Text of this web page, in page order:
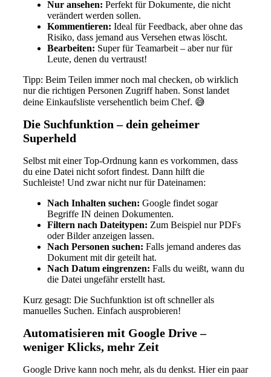
Nur ansehen: Perfekt für Dokumente, die nicht
verändert werden sollen.
Kommentieren: Ideal für Feedback, aber ohne das
Risiko, dass jemand aus Versehen etwas löscht.
Bearbeiten: Super für Teamarbeit – aber nur für
Leute, denen du vertraust!
Tipp: Beim Teilen immer noch mal checken, ob wirklich
nur die richtigen Personen Zugriff haben. Sonst landet
deine Einkaufsliste versehentlich beim Chef. 😅
Die Suchfunktion – dein geheimer
Superheld
Selbst mit einer Top-Ordnung kann es vorkommen, dass
du eine Datei nicht sofort findest. Dann hilft die
Suchleiste! Und zwar nicht nur für Dateinamen:
Nach Inhalten suchen: Google findet sogar
Begriffe IN deinen Dokumenten.
Filtern nach Dateitypen: Zum Beispiel nur PDFs
oder Bilder anzeigen lassen.
Nach Personen suchen: Falls jemand anderes das
Dokument mit dir geteilt hat.
Nach Datum eingrenzen: Falls du weißt, wann du
die Datei ungefähr erstellt hast.
Kurz gesagt: Die Suchfunktion ist oft schneller als
manuelles Suchen. Einfach ausprobieren!
Automatisieren mit Google Drive –
weniger Klicks, mehr Zeit
Google Drive kann noch mehr, als du denkst. Hier ein paar